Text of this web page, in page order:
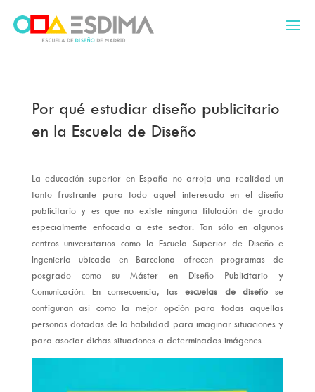
Por qué estudiar diseño publicitario
en la Escuela de Diseño
La educación superior en España no arroja una realidad un
tanto frustrante para todo aquel interesado en el diseño
publicitario y es que no existe ninguna titulación de grado
especialmente enfocada a este sector. Tan sólo en algunos
centros universitarios como la Escuela Superior de Diseño e
Ingeniería ubicada en Barcelona ofrecen programas de
posgrado como su Máster en Diseño Publicitario y
Comunicación. En consecuencia, lasescuelas de diseñose
configuran así como la mejor opción para todas aquellas
personas dotadas de la habilidad para imaginar situaciones y
para asociar dichas situaciones a determinadas imágenes.